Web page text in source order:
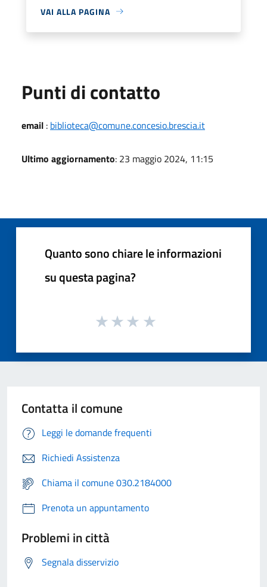
VAI ALLA PAGINA
Punti di contatto
email : biblioteca@comune.concesio.brescia.it
Ultimo aggiornamento: 23 maggio 2024, 11:15
Quanto sono chiare le informazioni
su questa pagina?
Contatta il comune
Leggi le domande frequenti
Richiedi Assistenza
Chiama il comune 030.2184000
Prenota un appuntamento
Problemi in città
Segnala disservizio